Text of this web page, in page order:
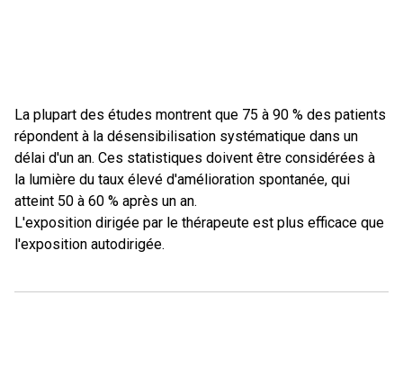
La plupart des études montrent que 75 à 90 % des patients
répondent à la désensibilisation systématique dans un
délai d'un an. Ces statistiques doivent être considérées à
la lumière du taux élevé d'amélioration spontanée, qui
atteint 50 à 60 % après un an.
L'exposition dirigée par le thérapeute est plus efficace que
l'exposition autodirigée.